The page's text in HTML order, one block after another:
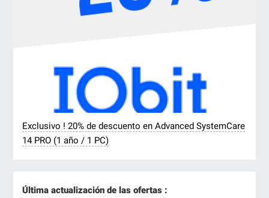
Exclusivo ! 20% de descuento en Advanced SystemCare
14 PRO (1 año / 1 PC)
Última actualización de las ofertas :